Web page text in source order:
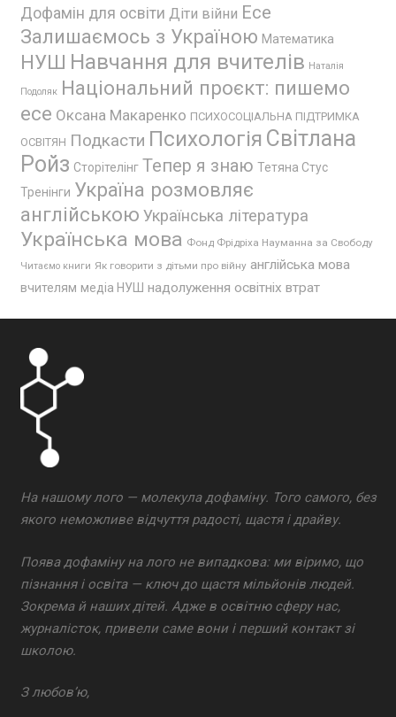
Дофамін для освіти Діти війни Есе
Залишаємось з Україною Математика
НУШ Навчання для вчителів Наталія
Подоляк Національний проєкт: пишемо
есе Оксана Макаренко ПСИХОСОЦІАЛЬНА ПІДТРИМКА
ОСВІТЯН Подкасти Психологія Світлана
Ройз Сторітелінг Тепер я знаю Тетяна Стус
Тренінги Україна розмовляє
англійською Українська література
Українська мова Фонд Фрідріха Науманна за Свободу
Читаємо книги Як говорити з дітьми про війну англійська мова
вчителям медіа НУШ надолуження освітніх втрат
На нашому лого — молекула дофаміну. Того самого, без
якого неможливе відчуття радості, щастя і драйву.
Поява дофаміну на лого не випадкова: ми віримо, що
пізнання і освіта — ключ до щастя мільйонів людей.
Зокрема й наших дітей. Адже в освітню сферу нас,
журналісток, привели саме вони і перший контакт зі
школою.
З любов’ю,